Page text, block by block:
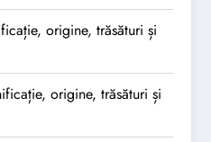
origine, trăsături și
origine, trăsături și